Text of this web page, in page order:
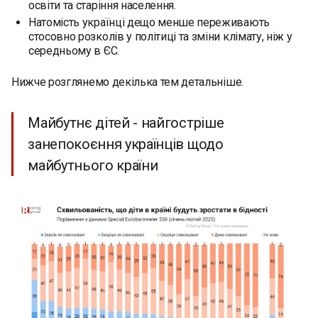
освіти та старіння населення.
Натомість українці дещо менше переживають
стосовно розколів у політиці та зміни клімату, ніж у
середньому в ЄС.
Нижче розглянемо декілька тем детальніше.
Майбутнє дітей - найгостріше
занепокоєння українців щодо
майбутнього країни